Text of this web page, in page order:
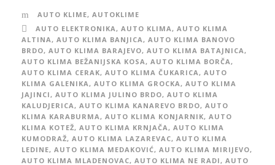
AUTO KLIME, AUTOKLIME
AUTO ELEKTRONIKA , AUTO KLIMA , AUTO KLIMA
ALTINA , AUTO KLIMA BANJICA , AUTO KLIMA BANOVO
BRDO, AUTO KLIMA BARAJEVO, AUTO KLIMA BATAJNICA ,
AUTO KLIMA BEŽANIJSKA KOSA , AUTO KLIMA BORČA ,
AUTO KLIMA CERAK, AUTO KLIMA ČUKARICA , AUTO
KLIMA GALENIKA , AUTO KLIMA GROCKA , AUTO KLIMA
JAJINCI , AUTO KLIMA JULINO BRDO, AUTO KLIMA
KALUDJERICA , AUTO KLIMA KANAREVO BRDO, AUTO
KLIMA KARABURMA , AUTO KLIMA KONJARNIK, AUTO
KLIMA KOTEŽ, AUTO KLIMA KRNJAČA , AUTO KLIMA
KUMODRAŽ, AUTO KLIMA LAZAREVAC, AUTO KLIMA
LEDINE, AUTO KLIMA MEDAKOVIĆ, AUTO KLIMA MIRIJEVO,
AUTO KLIMA MLADENOVAC, AUTO KLIMA NE RADI , AUTO